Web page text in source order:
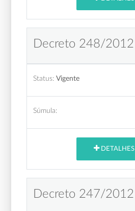
Decreto 248/2012
Status: Vigente
Súmula:
DETALHES
Decreto 247/2012